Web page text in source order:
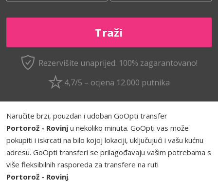
Rezervišite unaprijed. 100% zagarantovano!
4,7/5 – ocjena 12.000 putnika
Naručite brzi, pouzdan i udoban GoOpti transfer
Portorož - Rovinj u nekoliko minuta. GoOpti vas može
pokupiti i iskrcati na bilo kojoj lokaciji, uključujući i vašu kućnu
adresu. GoOpti transferi se prilagođavaju vašim potrebama s
više fleksibilnih rasporeda za transfere na ruti
Portorož - Rovinj.